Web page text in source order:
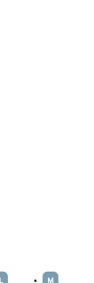
L M